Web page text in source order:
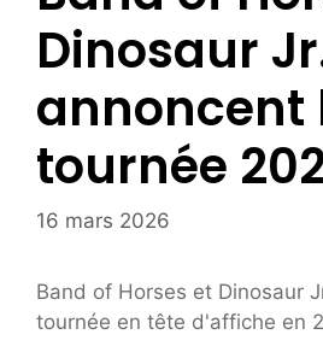
Dinosaur
annoncent
tournée
16 mars 2026
Band of Horses et Dinosaur
tournée en tête d'affiche en